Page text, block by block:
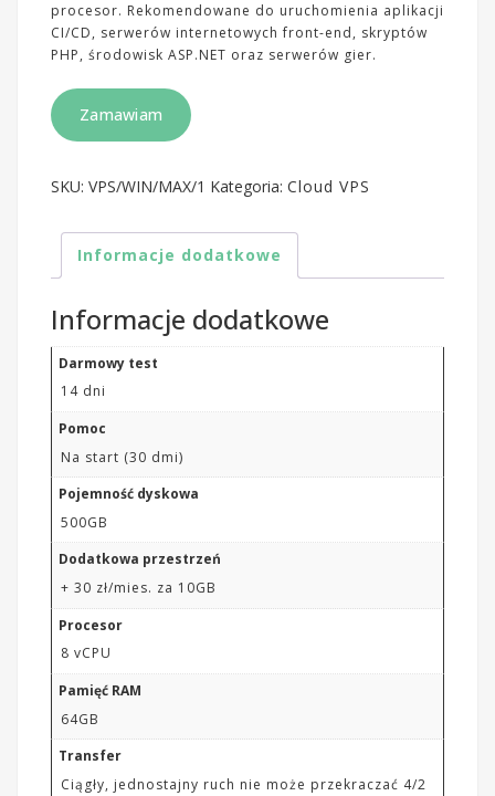
procesor. Rekomendowane do uruchomienia aplikacji
CI/CD, serwerów internetowych front-end, skryptów
PHP, środowisk ASP.NET oraz serwerów gier.
Zamawiam
SKU: VPS/WIN/MAX/1 Kategoria: Cloud VPS
Informacje dodatkowe
Informacje dodatkowe
Darmowy test
14 dni
Pomoc
Na start (30 dmi)
Pojemność dyskowa
500GB
Dodatkowa przestrzeń
+ 30 zł/mies. za 10GB
Procesor
8 vCPU
Pamięć RAM
64GB
Transfer
Ciągły, jednostajny ruch nie może przekraczać 4/2